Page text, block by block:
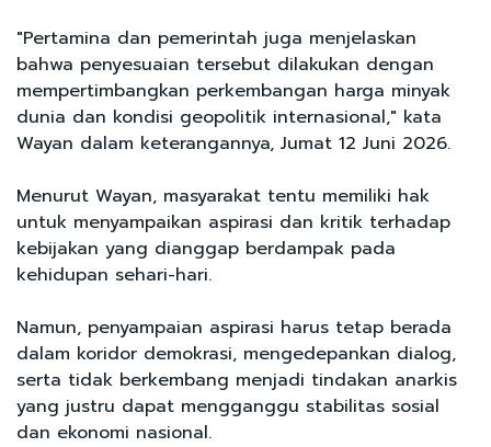
"Pertamina dan pemerintah juga menjelaskan
bahwa penyesuaian tersebut dilakukan dengan
mempertimbangkan perkembangan harga minyak
dunia dan kondisi geopolitik internasional," kata
Wayan dalam keterangannya, Jumat 12 Juni 2026.
Menurut Wayan, masyarakat tentu memiliki hak
untuk menyampaikan aspirasi dan kritik terhadap
kebijakan yang dianggap berdampak pada
kehidupan sehari-hari.
Namun, penyampaian aspirasi harus tetap berada
dalam koridor demokrasi, mengedepankan dialog,
serta tidak berkembang menjadi tindakan anarkis
yang justru dapat mengganggu stabilitas sosial
dan ekonomi nasional.